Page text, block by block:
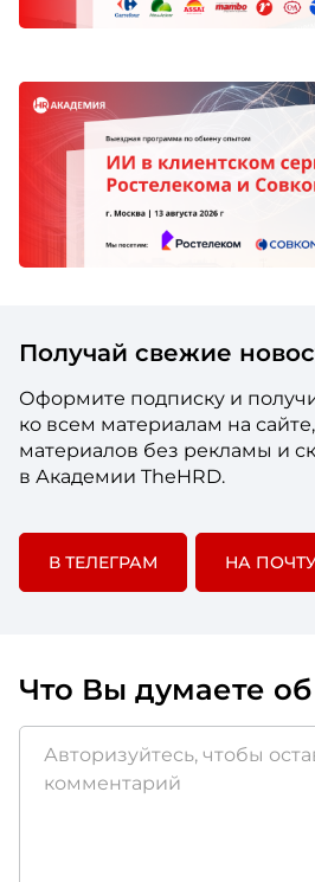
Получай свежие
Оформите подписку и
ко всем материалам на
материалов без рекламы и
в Академии TheHRD.
В ТЕЛЕГРАМ НА
Что Вы думаете